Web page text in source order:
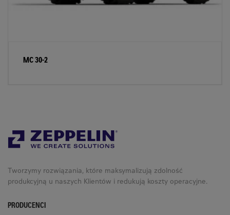
MC 30-2
Tworzymy rozwiązania, które maksymalizują zdolność
produkcyjną u naszych Klientów i redukują koszty operacyjne.
PRODUCENCI